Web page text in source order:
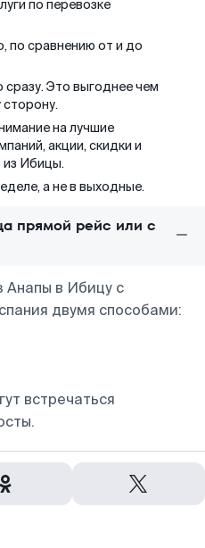
по перевозке
по сравнению от и до
сразу. Это выгоднее чем
на лучшие
акции, скидки и
Ибицы.
а не в выходные.
прямой рейс или с
Анапы в Ибицу с
двумя способами:
встречаться